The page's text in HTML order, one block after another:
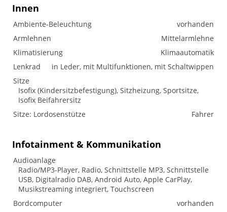
Innen
Ambiente-Beleuchtung
vorhanden
Armlehnen
Mittelarmlehne
Klimatisierung
Klimaautomatik
Lenkrad
in Leder, mit Multifunktionen, mit Schaltwippen
Sitze
Isofix (Kindersitzbefestigung), Sitzheizung, Sportsitze,
Isofix Beifahrersitz
Sitze: Lordosenstütze
Fahrer
Infotainment & Kommunikation
Audioanlage
Radio/MP3-Player, Radio, Schnittstelle MP3, Schnittstelle
USB, Digitalradio DAB, Android Auto, Apple CarPlay,
Musikstreaming integriert, Touchscreen
Bordcomputer
vorhanden